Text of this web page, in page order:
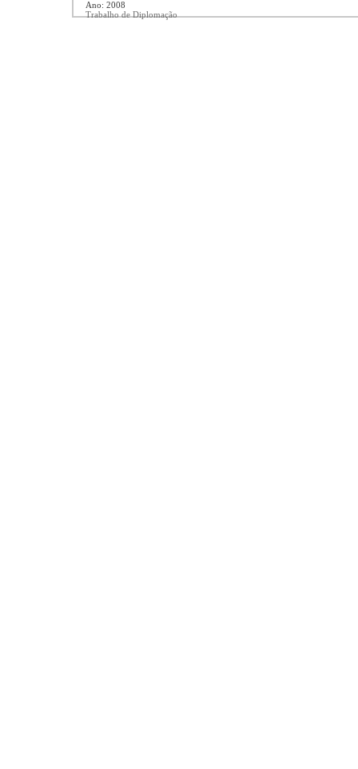
Ano: 2008
Trabalho de Diplomação